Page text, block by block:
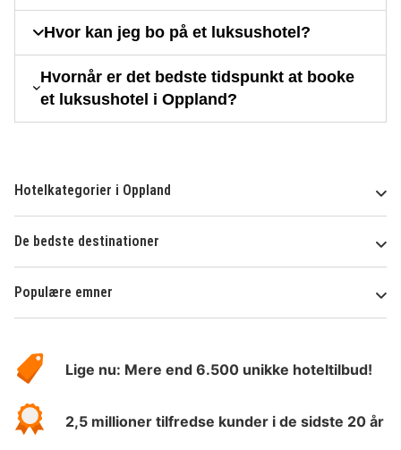
Hvor kan jeg bo på et luksushotel?
Hvornår er det bedste tidspunkt at booke
et luksushotel i Oppland?
Hotelkategorier i Oppland
De bedste destinationer
Populære emner
HotelSpecials
Lige nu: Mere end 6.500 unikke hoteltilbud!
2,5 millioner tilfredse kunder i de sidste 20 år